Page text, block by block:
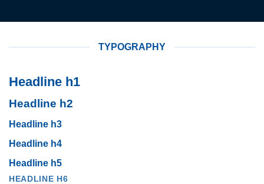
TYPOGRAPHY
Headline h1
Headline h2
Headline h3
Headline h4
Headline h5
HEADLINE H6